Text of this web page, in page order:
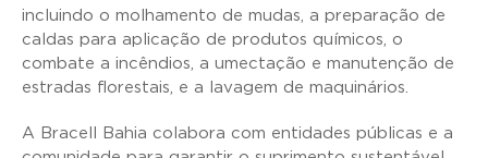
incluindo o molhamento de mudas, a preparação de
caldas para aplicação de produtos químicos, o
combate a incêndios, a umectação e manutenção de
estradas florestais, e a lavagem de maquinários.
A Bracell Bahia colabora com entidades públicas e a